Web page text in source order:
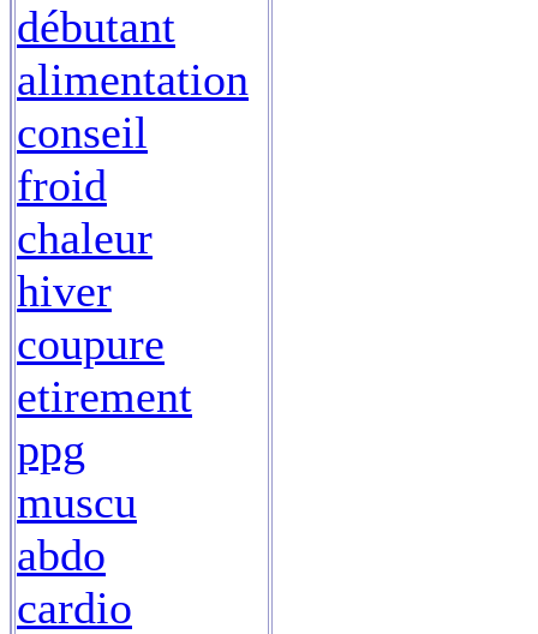
débutant
alimentation
conseil
froid
chaleur
hiver
coupure
etirement
ppg
muscu
abdo
cardio